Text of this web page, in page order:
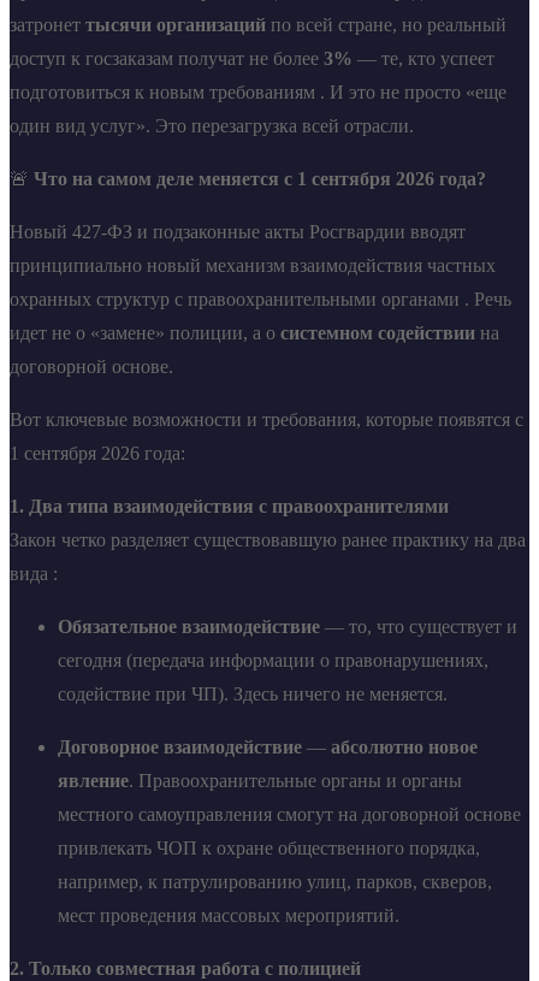
затронет тысячи организаций по всей стране, но реальный
доступ к госзаказам получат не более 3% — те, кто успеет
подготовиться к новым требованиям . И это не просто «еще
один вид услуг». Это перезагрузка всей отрасли.
🚨 Что на самом деле меняется с 1 сентября 2026 года?
Новый 427-ФЗ и подзаконные акты Росгвардии вводят
принципиально новый механизм взаимодействия частных
охранных структур с правоохранительными органами . Речь
идет не о «замене» полиции, а о системном содействии на
договорной основе.
Вот ключевые возможности и требования, которые появятся с
1 сентября 2026 года:
1. Два типа взаимодействия с правоохранителями
Закон четко разделяет существовавшую ранее практику на два
вида :
Обязательное взаимодействие — то, что существует и
сегодня (передача информации о правонарушениях,
содействие при ЧП). Здесь ничего не меняется.
Договорное взаимодействие — абсолютно новое
явление. Правоохранительные органы и органы
местного самоуправления смогут на договорной основе
привлекать ЧОП к охране общественного порядка,
например, к патрулированию улиц, парков, скверов,
мест проведения массовых мероприятий.
2. Только совместная работа с полицией